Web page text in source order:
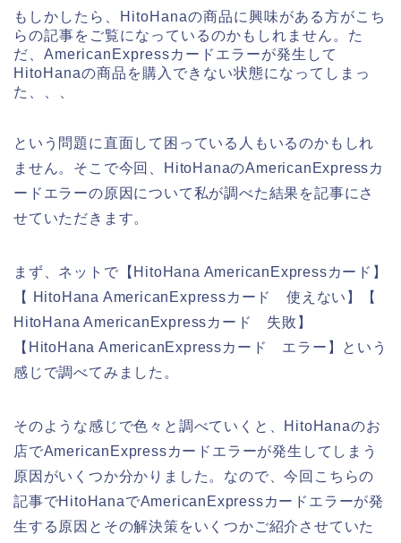
もしかしたら、HitoHanaの商品に興味がある方がこち
らの記事をご覧になっているのかもしれません。た
だ、AmericanExpressカードエラーが発生して
HitoHanaの商品を購入できない状態になってしまっ
た、、、
という問題に直面して困っている人もいるのかもしれ
ません。そこで今回、HitoHanaのAmericanExpressカ
ードエラーの原因について私が調べた結果を記事にさ
せていただきます。
まず、ネットで【HitoHana AmericanExpressカード】
【 HitoHana AmericanExpressカード 使えない】【
HitoHana AmericanExpressカード 失敗】
【HitoHana AmericanExpressカード エラー】という
感じで調べてみました。
そのような感じで色々と調べていくと、HitoHanaのお
店でAmericanExpressカードエラーが発生してしまう
原因がいくつか分かりました。なので、今回こちらの
記事でHitoHanaでAmericanExpressカードエラーが発
生する原因とその解決策をいくつかご紹介させていた